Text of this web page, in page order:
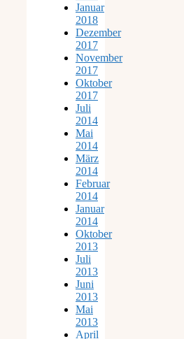
Januar
2018
Dezember
2017
November
2017
Oktober
2017
Juli
2014
Mai
2014
März
2014
Februar
2014
Januar
2014
Oktober
2013
Juli
2013
Juni
2013
Mai
2013
April